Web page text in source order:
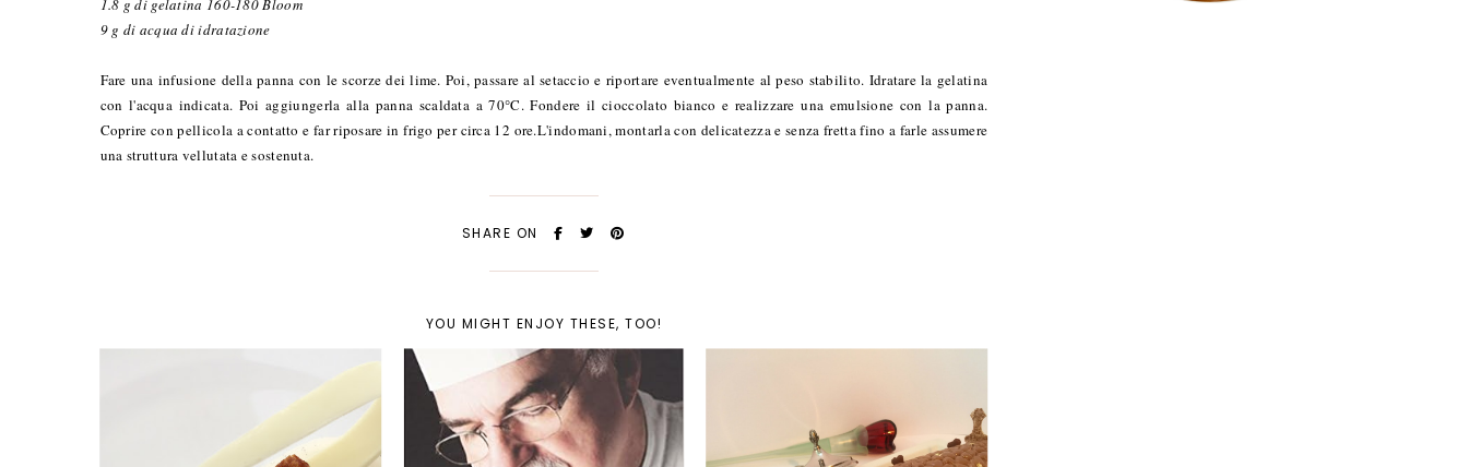
1.8 g di gelatina 160-180 Bloom
9 g di acqua di idratazione
Fare una infusione della panna con le scorze dei lime. Poi, passare al setaccio e riportare eventualmente al peso stabilito. Idratare la gelatina
con l'acqua indicata. Poi aggiungerla alla panna scaldata a 70°C. Fondere il cioccolato bianco e realizzare una emulsione con la panna.
Coprire con pellicola a contatto e far riposare in frigo per circa 12 ore.L'indomani, montarla con delicatezza e senza fretta fino a farle assumere
una struttura vellutata e sostenuta.
SHARE ON
YOU MIGHT ENJOY THESE, TOO!